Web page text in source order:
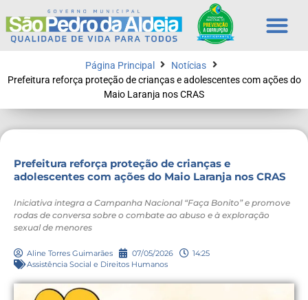
Página Principal
Notícias
Prefeitura reforça proteção de crianças e adolescentes com ações do
Maio Laranja nos CRAS
Prefeitura reforça proteção de crianças e
adolescentes com ações do Maio Laranja nos CRAS
Iniciativa integra a Campanha Nacional “Faça Bonito” e promove
rodas de conversa sobre o combate ao abuso e à exploração
sexual de menores
Aline Torres Guimarães 07/05/2026
14:25
Assistência Social e Direitos Humanos